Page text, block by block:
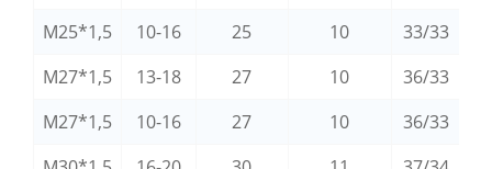
M25*1,5
10-16 25 10
33/33
M27*1,5
13-18 27 10
36/33
M27*1,5
10-16 27 10
36/33